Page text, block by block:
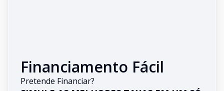
Financiamento Fácil
Pretende Financiar?